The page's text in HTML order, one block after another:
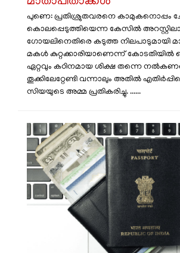
പുണെ: പ്രതിശ്രുതവരനെ കാമുകനൊപ്പം
കൊലപ്പെടുത്തിയെന്ന കേസിൽ
ഗോയലിനെതിരെ കടുത്ത നിലപാടുമായി
മകൾ കുറ്റക്കാരിയാണെന്ന് കോടതിയിൽ
ഏറ്റവും കഠിനമായ ശിക്ഷ തന്നെ
തൂക്കിലേറ്റേണ്ടി വന്നാലും അതിൽ
സിയയുടെ അമ്മ പ്രതികരിച്ചു. ......